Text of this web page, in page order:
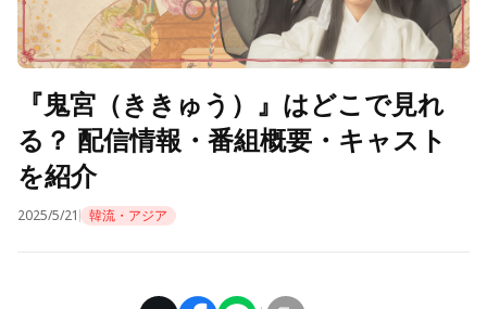
『鬼宮（ききゅう）』はどこで見れ
る？ 配信情報・番組概要・キャスト
を紹介
2025/5/21 韓流・アジア